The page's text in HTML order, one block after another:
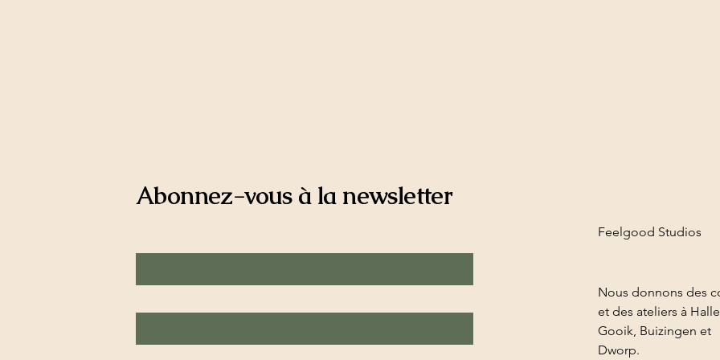
Abonnez-vous à la newsletter
Feelgood Studios
Nous donnons des
et des ateliers à
Gooik, Buizingen et
Dworp.